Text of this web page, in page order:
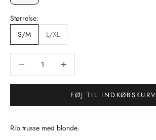
Størrelse:
S/M
L/XL
FØJ TIL INDKØBSKURV
Rib trusse med blonde.